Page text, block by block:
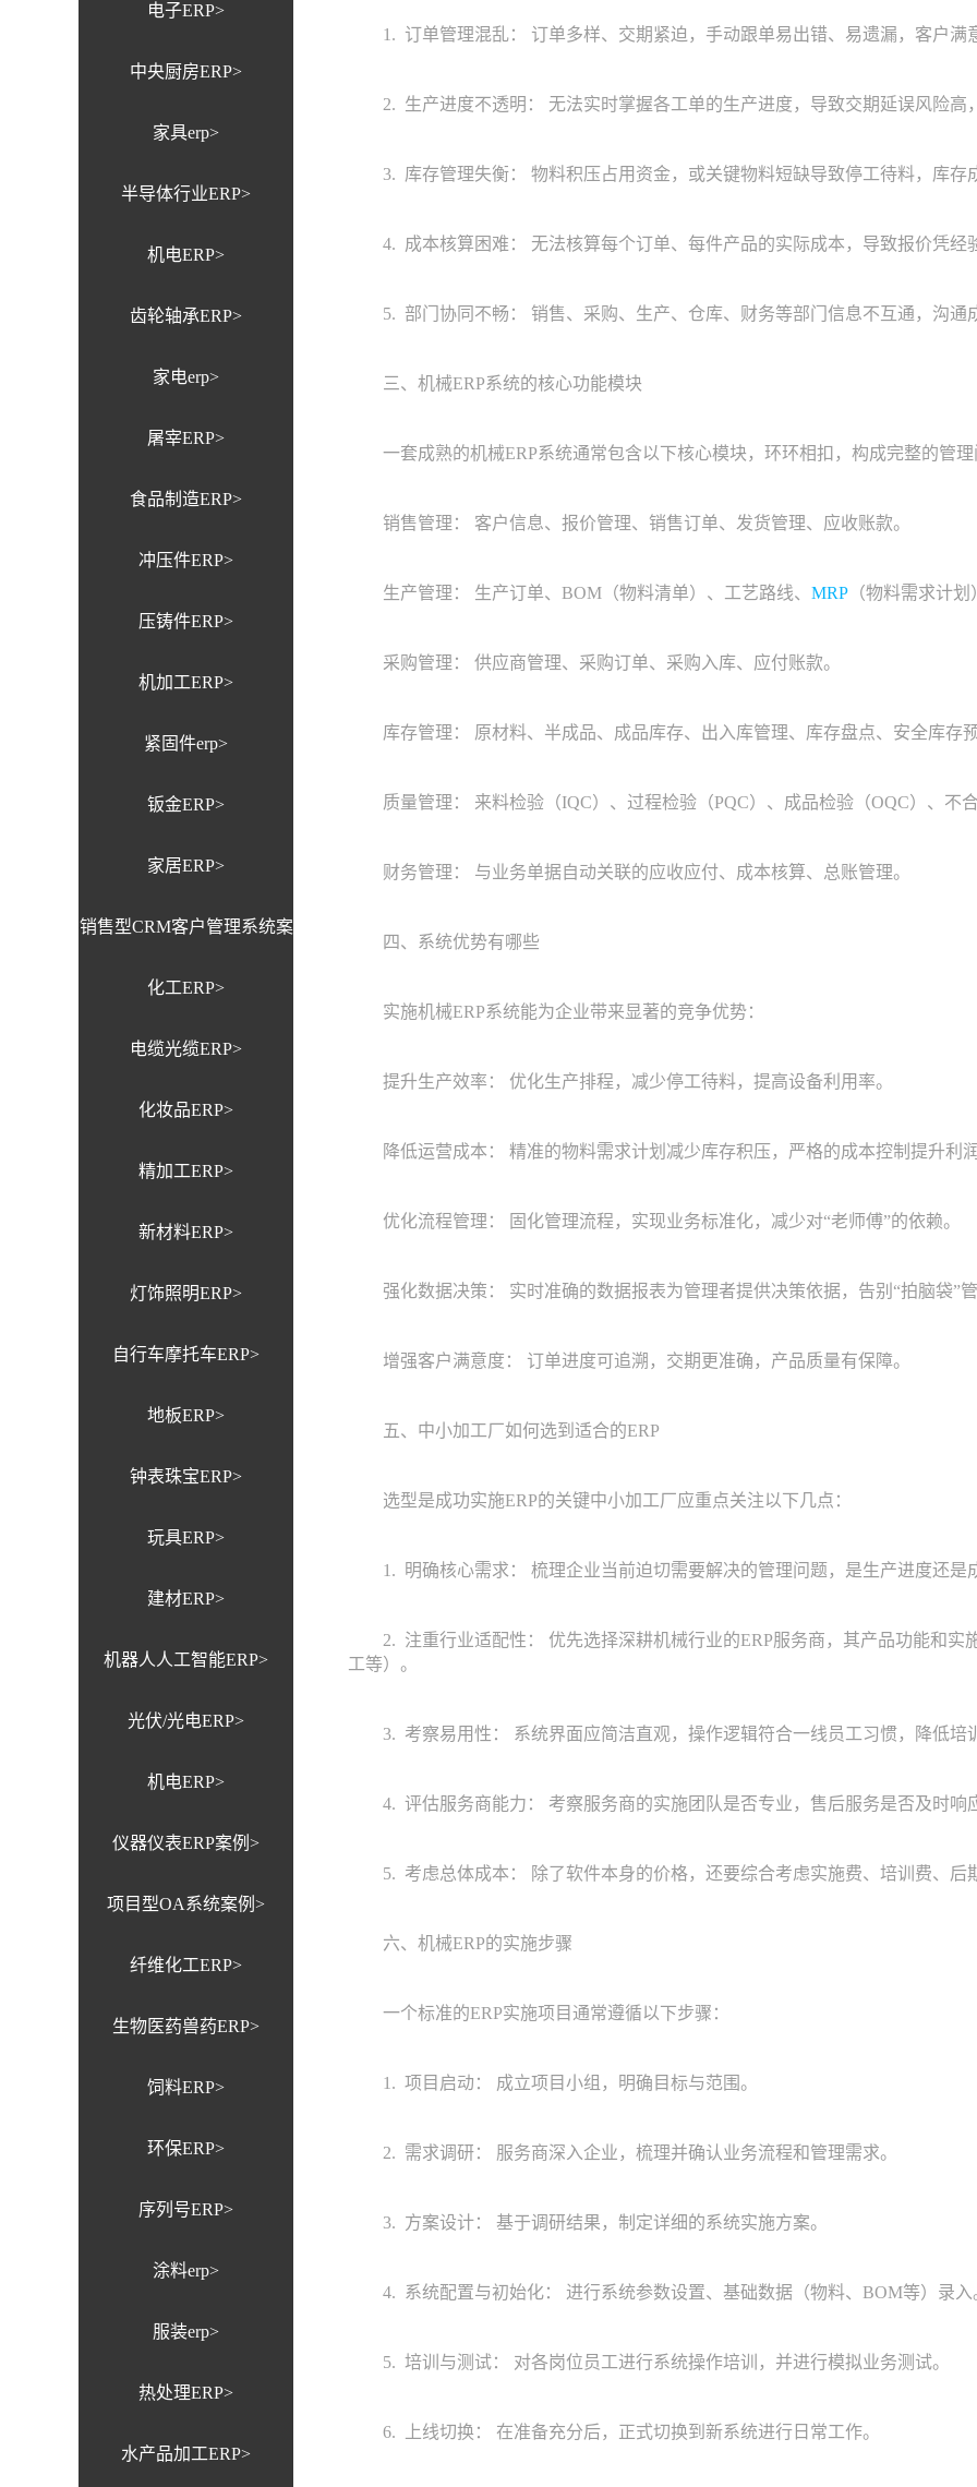
电子ERP>
中央厨房ERP>
家具erp>
半导体行业ERP>
机电ERP>
齿轮轴承ERP>
家电erp>
屠宰ERP>
食品制造ERP>
冲压件ERP>
压铸件ERP>
机加工ERP>
紧固件erp>
钣金ERP>
家居ERP>
销售型CRM客户管理系统案
例>
化工ERP>
电缆光缆ERP>
化妆品ERP>
精加工ERP>
新材料ERP>
灯饰照明ERP>
自行车摩托车ERP>
地板ERP>
钟表珠宝ERP>
玩具ERP>
建材ERP>
机器人人工智能ERP>
光伏/光电ERP>
机电ERP>
仪器仪表ERP案例>
项目型OA系统案例>
纤维化工ERP>
生物医药兽药ERP>
饲料ERP>
环保ERP>
序列号ERP>
涂料erp>
服装erp>
热处理ERP>
水产品加工ERP>
1. 订单管理混乱： 订单多样、交期紧迫，手动跟单易出错、易遗漏，客户满
2. 生产进度不透明： 无法实时掌握各工单的生产进度，导致交期延误风险高
3. 库存管理失衡： 物料积压占用资金，或关键物料短缺导致停工待料，库存
4. 成本核算困难： 无法核算每个订单、每件产品的实际成本，导致报价凭经
5. 部门协同不畅： 销售、采购、生产、仓库、财务等部门信息不互通，沟通
三、机械ERP系统的核心功能模块
一套成熟的机械ERP系统通常包含以下核心模块，环环相扣，构成完整的管理
销售管理： 客户信息、报价管理、销售订单、发货管理、应收账款。
生产管理： 生产订单、BOM（物料清单）、工艺路线、 MRP （物料需求计
采购管理： 供应商管理、采购订单、采购入库、应付账款。
库存管理： 原材料、半成品、成品库存、出入库管理、库存盘点、安全库存预
质量管理： 来料检验（IQC）、过程检验（PQC）、成品检验（OQC）、不合
财务管理： 与业务单据自动关联的应收应付、成本核算、总账管理。
四、系统优势有哪些
实施机械ERP系统能为企业带来显著的竞争优势：
提升生产效率： 优化生产排程，减少停工待料，提高设备利用率。
降低运营成本： 精准的物料需求计划减少库存积压，严格的成本控制提升利润
优化流程管理： 固化管理流程，实现业务标准化，减少对“老师傅”的依赖。
强化数据决策： 实时准确的数据报表为管理者提供决策依据，告别“拍脑袋”管
增强客户满意度： 订单进度可追溯，交期更准确，产品质量有保障。
五、中小加工厂如何选到适合的ERP
选型是成功实施ERP的关键中小加工厂应重点关注以下几点：
1. 明确核心需求： 梳理企业当前迫切需要解决的管理问题，是生产进度还是成
2. 注重行业适配性： 优先选择深耕机械行业的ERP服务商，其产品功能和实
工等）。
3. 考察易用性： 系统界面应简洁直观，操作逻辑符合一线员工习惯，降低培
4. 评估服务商能力： 考察服务商的实施团队是否专业，售后服务是否及时响
5. 考虑总体成本： 除了软件本身的价格，还要综合考虑实施费、培训费、后
六、机械ERP的实施步骤
一个标准的ERP实施项目通常遵循以下步骤：
1. 项目启动： 成立项目小组，明确目标与范围。
2. 需求调研： 服务商深入企业，梳理并确认业务流程和管理需求。
3. 方案设计： 基于调研结果，制定详细的系统实施方案。
4. 系统配置与初始化： 进行系统参数设置、基础数据（物料、BOM等）录入
5. 培训与测试： 对各岗位员工进行系统操作培训，并进行模拟业务测试。
6. 上线切换： 在准备充分后，正式切换到新系统进行日常工作。